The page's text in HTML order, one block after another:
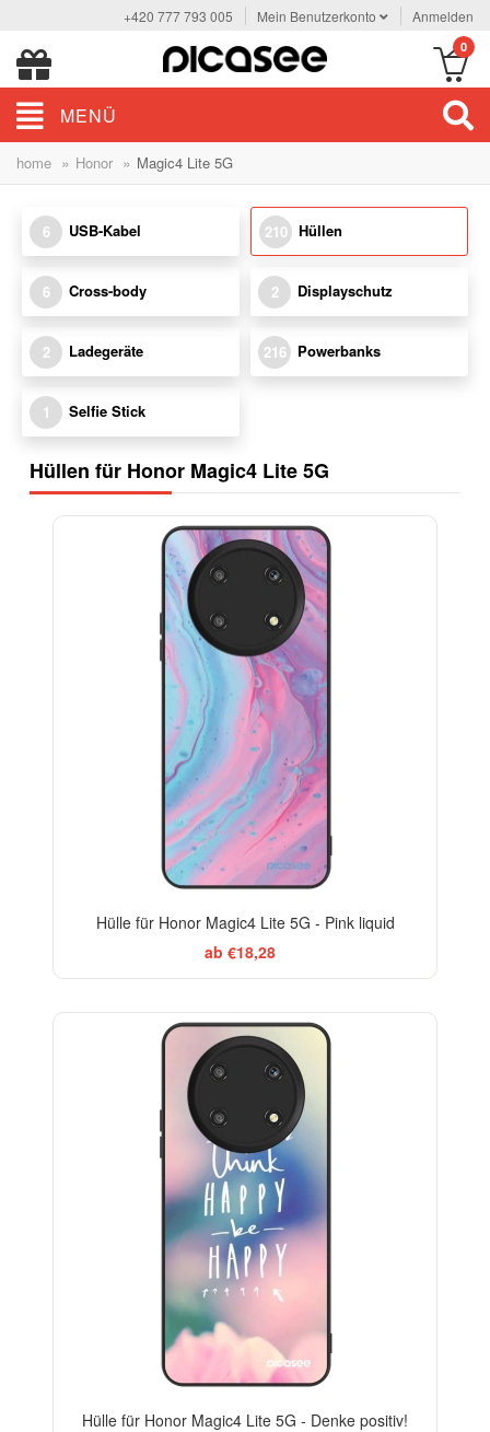
+420 777 793 005 Mein Benutzerkonto Anmelden
0
MENÜ
home » Honor » Magic4 Lite 5G
6 USB-Kabel 210 Hüllen
6 Cross-body 2 Displayschutz
2 Ladegeräte 216 Powerbanks
1 Selfie Stick
Hüllen für Honor Magic4 Lite 5G
Hülle für Honor Magic4 Lite 5G - Pink liquid
ab €18,28
Hülle für Honor Magic4 Lite 5G - Denke positiv!